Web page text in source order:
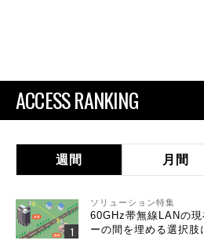
ACCESS RANKING
週間 月間
ソリューション特集
60GHz帯無線LANの
ーの間を埋める選択肢